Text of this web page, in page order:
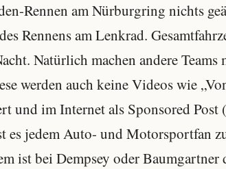
Rennen am Nürburgring nichts
Rennens am Lenkrad.
Natürlich machen andere
werden auch keine Videos wie
und im Internet als Sponsored Post
es jedem Auto- und Motorsportfan
ist bei Dempsey oder Baumgartner